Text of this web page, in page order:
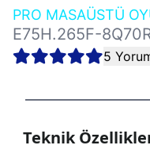
PRO MASAÜSTÜ
E75H.265F-
5
Teknik